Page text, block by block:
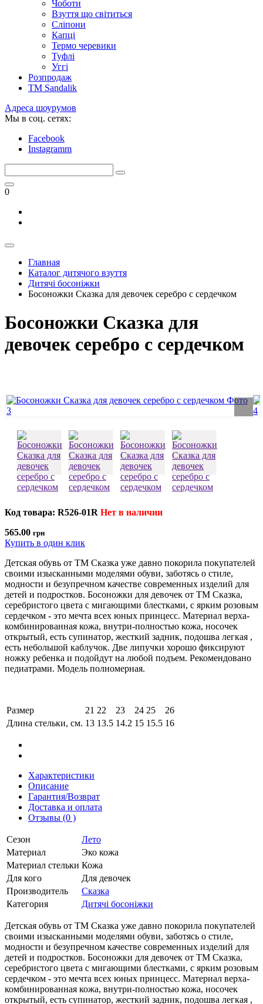
Чоботи
Взуття що світиться
Сліпони
Капці
Термо черевики
Туфлі
Уггі
Розпродаж
TM Sandalik
Адреса шоурумов
Мы в соц. сетях:
Facebook
Instagramm
0
Главная
Каталог дитячого взуття
Дитячі босоніжки
Босоножки Сказка для девочек серебро с сердечком
Босоножки Сказка для
девочек серебро с сердечком
Код товара: R526-01R Нет в наличии
565.00 грн
Купить в один клик
Детская обувь от ТМ Сказка уже давно покорила покупателей
своими изысканными моделями обуви, заботясь о стиле,
модности и безупречном качестве современных изделий для
детей и подростков. Босоножки для девочек от ТМ Сказка,
серебристого цвета с мигающими блестками, с ярким розовым
сердечком - это мечта всех юных принцесс. Материал верха-
комбинированная кожа, внутри-полностью кожа, носочек
открытый, есть супинатор, жесткий задник, подошва легкая ,
есть небольшой каблучок. Две липучки хорошо фиксируют
ножку ребенка и подойдут на любой подъем. Рекомендовано
педиатрами. Модель полномерная.
Размер 21 22 23 24 25
26
Длина стельки, см. 13 13.5 14.2 15 15.5 16
Характеристики
Описание
Гарантия/Возврат
Доставка и оплата
Отзывы (0 )
Сезон
Лето
Материал
Эко кожа
Материал стельки Кожа
Для кого
Для девочек
Производитель
Сказка
Категория
Дитячі босоніжки
Детская обувь от ТМ Сказка уже давно покорила покупателей
своими изысканными моделями обуви, заботясь о стиле,
модности и безупречном качестве современных изделий для
детей и подростков. Босоножки для девочек от ТМ Сказка,
серебристого цвета с мигающими блестками, с ярким розовым
сердечком - это мечта всех юных принцесс. Материал верха-
комбинированная кожа, внутри-полностью кожа, носочек
открытый, есть супинатор, жесткий задник, подошва легкая ,